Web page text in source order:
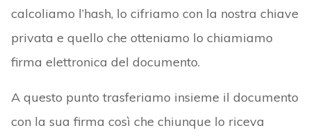
calcoliamo l’hash, lo cifriamo con la nostra chiave
privata e quello che otteniamo lo chiamiamo
firma elettronica del documento.
A questo punto trasferiamo insieme il documento
con la sua firma così che chiunque lo riceva